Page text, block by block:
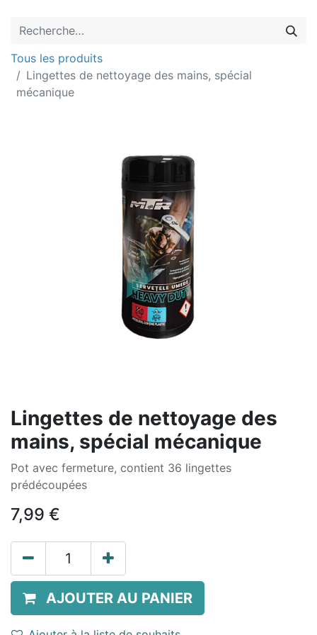
Tous les produits
Lingettes de nettoyage des mains, spécial
mécanique
Lingettes de nettoyage des
mains, spécial mécanique
Pot avec fermeture, contient 36 lingettes
prédécoupées
7,99 €
AJOUTER AU PANIER